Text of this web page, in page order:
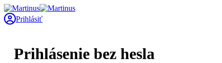
Prihlásiť
Prihlásenie bez hesla